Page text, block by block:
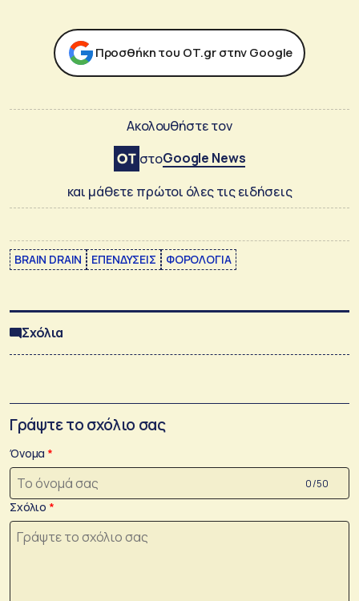
Προσθήκη του ΟΤ.gr στην Google
Ακολουθήστε τον
στοGoogle News
και μάθετε πρώτοι όλες τις ειδήσεις
BRAIN DRAIN ΕΠΕΝΔΥΣΕΙΣ ΦΟΡΟΛΟΓΙΑ
Σχόλια
Γράψτε το σχόλιο σας
Όνομα
0 /50
Σχόλιο